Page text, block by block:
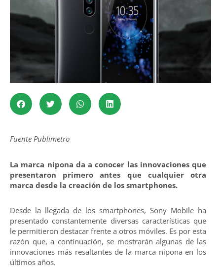
Fuente Publimetro
La marca nipona da a conocer las innovaciones que
presentaron primero antes que cualquier otra
marca desde la creación de los smartphones.
Desde la llegada de los smartphones, Sony Mobile ha
presentado constantemente diversas características que
le permitieron destacar frente a otros móviles. Es por esta
razón que, a continuación, se mostrarán algunas de las
innovaciones más resaltantes de la marca nipona en los
últimos años.